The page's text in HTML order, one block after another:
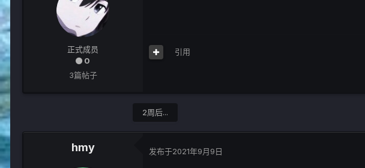
正式成员
0
3篇帖子
引用
2周后...
hmy 发布于2021年9月9日